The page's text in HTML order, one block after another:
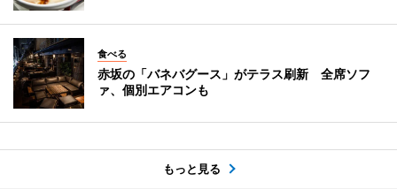
食べる
赤坂の「バネバグース」がテラス刷新 全席ソフ
ァ、個別エアコンも
もっと見る